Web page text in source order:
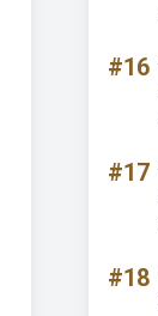
#16
#17
#18